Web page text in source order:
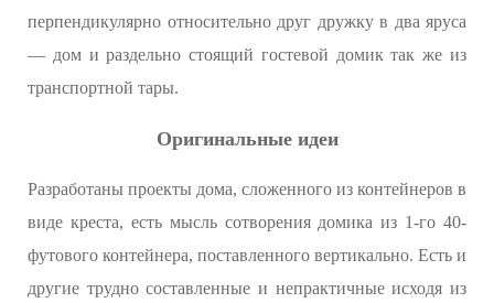
перпендикулярно относительно друг дружку в два яруса
— дом и раздельно стоящий гостевой домик так же из
транспортной тары.
Оригинальные идеи
Разработаны проекты дома, сложенного из контейнеров в
виде креста, есть мысль сотворения домика из 1-го 40-
футового контейнера, поставленного вертикально. Есть и
другие трудно составленные и непрактичные исходя из